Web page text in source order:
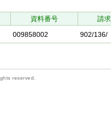
資料番号
請
009858002 902/136/
reserved.